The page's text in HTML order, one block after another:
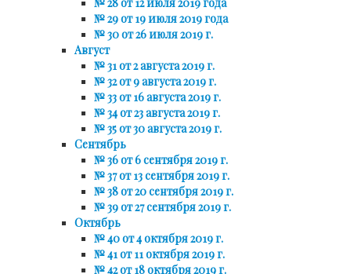
№ 29 от 19 июля 2019 года
№ 30 от 26 июля 2019 г.
Август
№ 31 от 2 августа 2019 г.
№ 32 от 9 августа 2019 г.
№ 33 от 16 августа 2019 г.
№ 34 от 23 августа 2019 г.
№ 35 от 30 августа 2019 г.
Сентябрь
№ 36 от 6 сентября 2019 г.
№ 37 от 13 сентября 2019 г.
№ 38 от 20 сентября 2019 г.
№ 39 от 27 сентября 2019 г.
Октябрь
№ 40 от 4 октября 2019 г.
№ 41 от 11 октября 2019 г.
№ 42 от 18 октября 2019 г.